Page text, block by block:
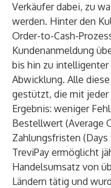
Verkäufer dabei, zu
werden. Hinter den
Order-to-Cash-
Kundenanmeldung
bis hin zu
Abwicklung. Alle
gestützt, die mit jeder
Ergebnis: weniger
Bestellwert (Average
Zahlungsfristen
TreviPay ermöglicht
Handelsumsatz von
Ländern tätig und